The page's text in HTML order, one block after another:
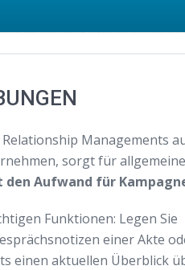
Managements
sorgt für allgemeine
Aufwand für
Funktionen: Legen Sie
einer Akte
einen aktuellen Überblick